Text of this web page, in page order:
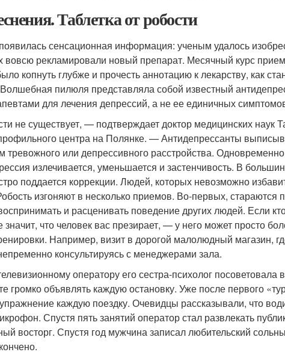
Таблетка от робости
сенсационная информация: ученым удалось
вовсю рекламировали новый препарат. Месячный курс
копнуть глубже и прочесть аннотацию к лекарству, как
Волшебная пилюля представляла собой известный
для лечения депрессий, а не ее единичных
не существует, — подтверждает доктор медицинских наук
центра на Полянке. — Антидепрессанты
тревожного или депрессивного расстройства. Одновременно
излечивается, уменьшается и застенчивость. В
поддается коррекции. Людей, которых невозможно
изгоняют в несколько приемов. Во-первых, стараются
и расценивать поведение других людей. Если
что человек вас презирает, — у него может просто
Например, визит в дорогой малолюдный магазин,
консультируясь с менеджерами зала.
оператору его сестра-психолог посоветовала
громко объявлять каждую остановку. Уже после первого
упражнение каждую поездку. Очевидцы рассказывали, что
Спустя пять занятий оператор стал развлекать
восторг. Спустя год мужчина записал любительский